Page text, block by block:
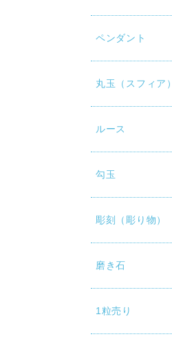
ペンダント
丸玉（スフィア）
ルース
勾玉
彫刻（彫り物）
磨き石
1粒売り